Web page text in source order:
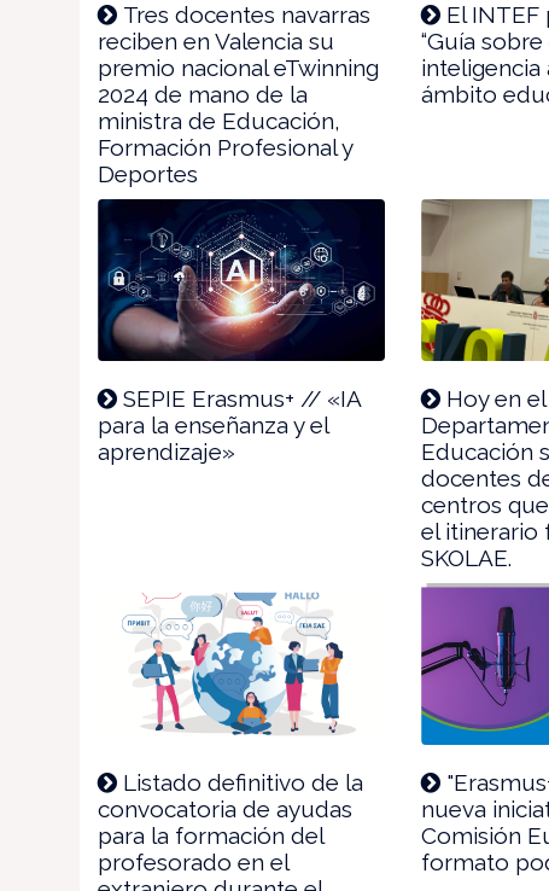
Tres docentes navarras
reciben en Valencia su
premio nacional eTwinning
2024 de mano de la
ministra de Educación,
Formación Profesional y
Deportes
El INTEF
“Guía
inteligencia
ámbito
SEPIE Erasmus+ // «IA
para la enseñanza y el
aprendizaje»
Hoy en el
Educación
docentes
centros
el itinerario
SKOLAE.
Listado definitivo de la
convocatoria de ayudas
para la formación del
profesorado en el
nueva
Comisión
formato